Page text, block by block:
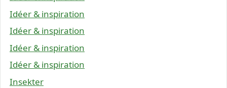
Idéer & inspiration
Idéer & inspiration
Idéer & inspiration
Idéer & inspiration
Insekter